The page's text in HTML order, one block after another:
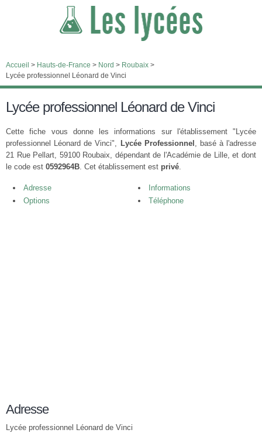
Accueil > Hauts-de-France > Nord > Roubaix >
Lycée professionnel Léonard de Vinci
Lycée professionnel Léonard de Vinci
Cette fiche vous donne les informations sur l'établissement "Lycée
professionnel Léonard de Vinci", Lycée Professionnel , basé à l'adresse
21 Rue Pellart, 59100 Roubaix, dépendant de l'Académie de Lille, et dont
le code est 0592964B. Cet établissement est privé.
Adresse
Informations
Options
Téléphone
Adresse
Lycée professionnel Léonard de Vinci